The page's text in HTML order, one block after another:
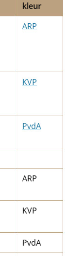
kleur
ARP
KVP
PvdA
ARP
KVP
PvdA